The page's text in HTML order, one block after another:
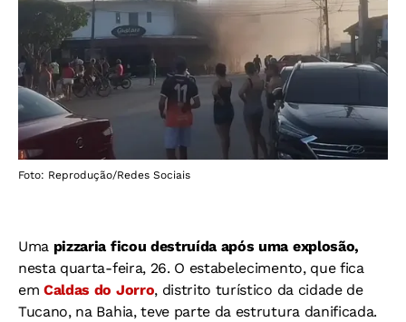
Foto: Reprodução/Redes Sociais
Uma pizzaria ficou destruída após uma explosão,
nesta quarta-feira, 26. O estabelecimento, que fica
emCaldas do Jorro, distrito turístico da cidade de
Tucano, na Bahia, teve parte da estrutura danificada.